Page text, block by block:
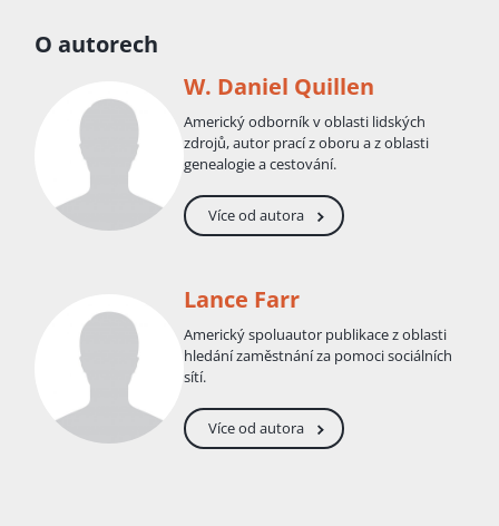
O autorech
W. Daniel Quillen
Americký odborník v oblasti lidských
zdrojů, autor prací z oboru a z oblasti
genealogie a cestování.
Více od autora
Lance Farr
Americký spoluautor publikace z oblasti
hledání zaměstnání za pomoci sociálních
sítí.
Více od autora